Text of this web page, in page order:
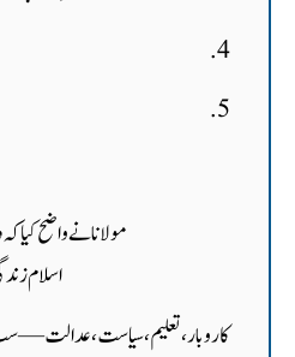
مولانا نے واضح
اسلام
کاروبار، تعلیم، سیاست، عدالت —